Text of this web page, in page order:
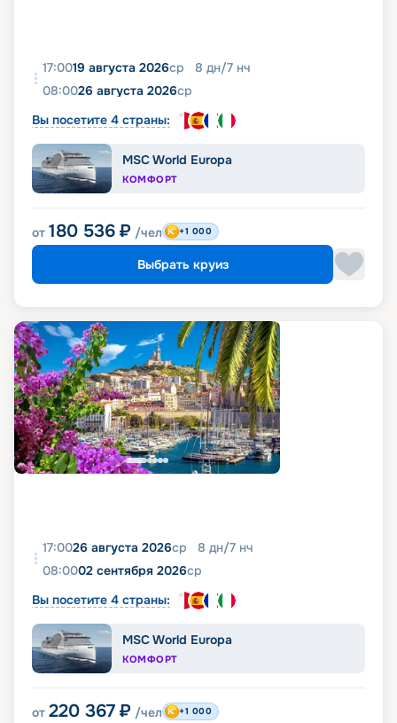
17:0019 августа 2026ср 8 дн/7 нч
08:0026 августа 2026ср
Вы посетите 4 страны:
MSC World Europa
КОМФОРТ
от 180 536 ₽ /чел +1 000
Выбрать круиз
17:0026 августа 2026ср 8 дн/7 нч
08:0002 сентября 2026ср
Вы посетите 4 страны:
MSC World Europa
КОМФОРТ
от 220 367 ₽ /чел +1 000